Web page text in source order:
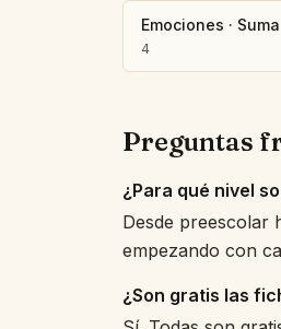
Emociones · Suma
4
Preguntas
¿Para qué nivel
Desde preescolar
empezando con
¿Son gratis las